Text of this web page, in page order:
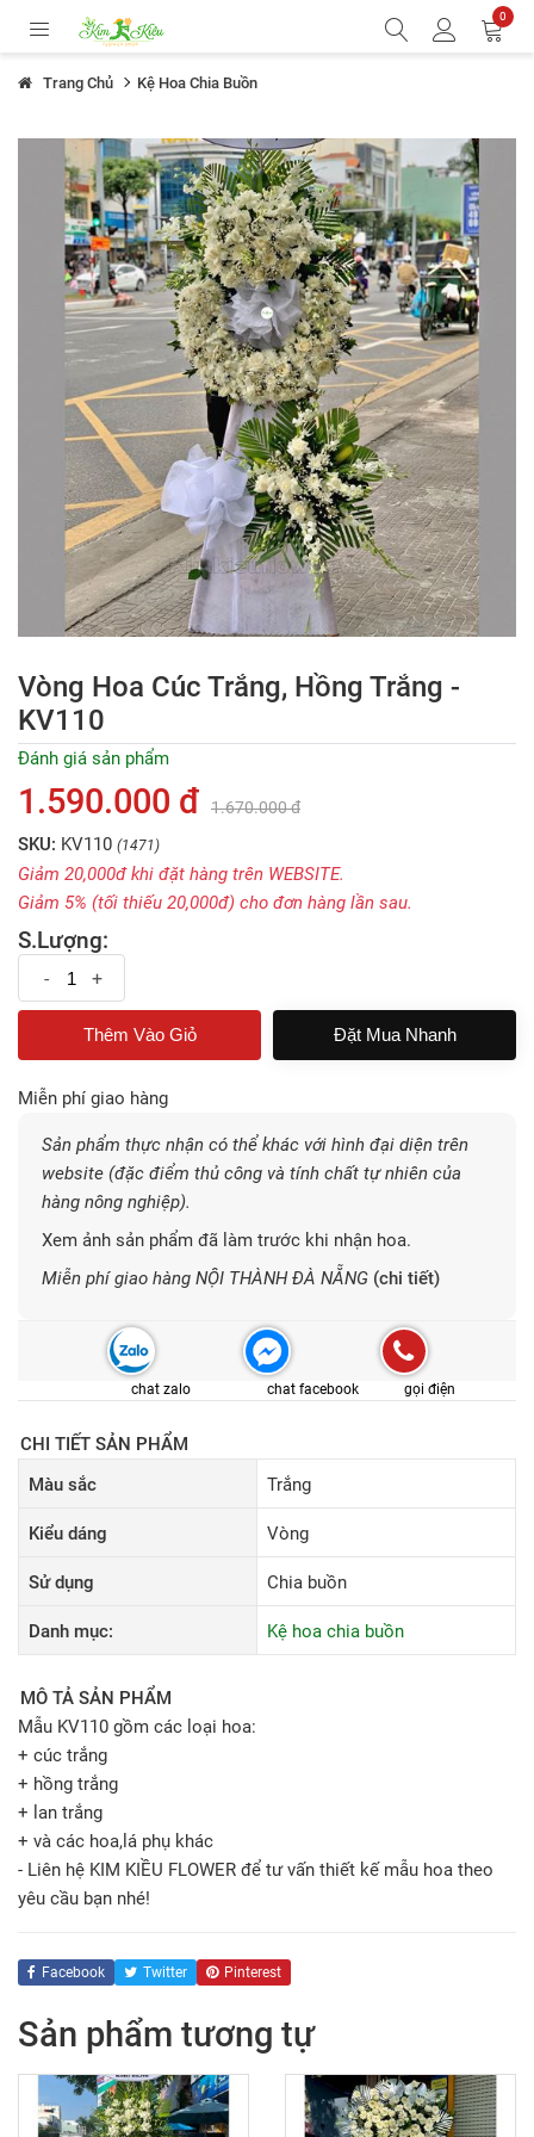
0
Trang Chủ Kệ Hoa Chia Buồn
Vòng Hoa Cúc Trắng, Hồng Trắng -
KV110
Đánh giá sản phẩm
1.590.000 đ 1.670.000 đ
SKU: KV110 (1471)
Giảm 20,000đ khi đặt hàng trên WEBSITE.
Giảm 5% (tối thiếu 20,000đ) cho đơn hàng lần sau.
S.Lượng:
- +
Đặt Mua Nhanh
Miễn phí giao hàng
Sản phẩm thực nhận có thể khác với hình đại diện trên
website (đặc điểm thủ công và tính chất tự nhiên của
hàng nông nghiệp).
Xem ảnh sản phẩm đã làm trước khi nhận hoa.
Miễn phí giao hàng NỘI THÀNH ĐÀ NẴNG (chi tiết)
chat zalo chat facebook gọi điện
CHI TIẾT SẢN PHẨM
Màu sắc
Trắng
Kiểu dáng Vòng
Sử dụng Chia buồn
Danh mục: Kệ hoa chia buồn
MÔ TẢ SẢN PHẨM
Mẫu KV110 gồm các loại hoa:
+ cúc trắng
+ hồng trắng
+ lan trắng
+ và các hoa,lá phụ khác
- Liên hệ KIM KIỀU FLOWER để tư vấn thiết kế mẫu hoa theo
yêu cầu bạn nhé!
Facebook Twitter Pinterest
Sản phẩm tương tự